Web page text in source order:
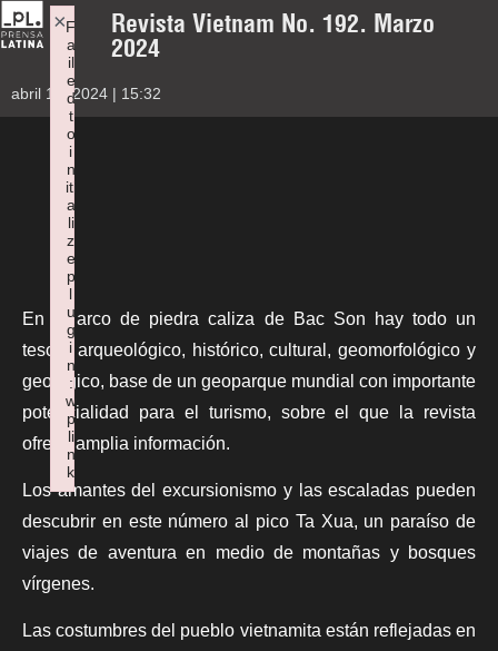
Revista Vietnam No. 192. Marzo
2024
abril 17, 2024 | 15:32
En el arco de piedra caliza de Bac Son hay todo un
tesoro arqueológico, histórico, cultural, geomorfológico y
geológico, base de un geoparque mundial con importante
potencialidad para el turismo, sobre el que la revista
ofrece amplia información.
Los amantes del excursionismo y las escaladas pueden
descubrir en este número al pico Ta Xua, un paraíso de
viajes de aventura en medio de montañas y bosques
vírgenes.
Las costumbres del pueblo vietnamita están reflejadas en
F
a
il
e
d
t
o
i
n
iti
a
li
z
e
p
l
u
g
i
n
:
w
p
li
n
k
×
Failed to initialize plugin: wplink